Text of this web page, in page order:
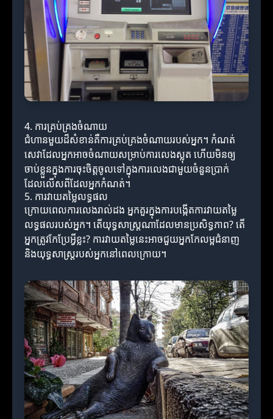
4. ការគ្រប់គ្រងចំណាយ
ជំហានមួយដ៏សំខាន់គឺការគ្រប់គ្រងចំណាយរបស់អ្នក។ កំណត់
សេវាដែលអ្នកអាចចំណាយសម្រាប់ការលេងស្លុត ហើយមិនឲ្យ
ចាប់ខ្លួនក្នុងការចុះចិត្តចូលទៅក្នុងការលេងជាមួយចំនួនប្រាក់
ដែលលើសពីដែលអ្នកកំណត់។
5. ការវាយតម្លៃលទ្ធផល
ក្រោយពេលការលេងរាល់ដង អ្នកគួរក្នុងការបង្កើតការវាយតម្លៃ
លទ្ធផល​របស់អ្នក។ តើយុទ្ធសាស្ត្រណាដែលមានប្រសិទ្ធភាព? តើ
អ្នកត្រូវកែប្រែអ្វីខ្លះ? ការវាយតម្លៃនេះអាចជួយអ្នកកែលម្អជំនាញ
និងយុទ្ធសាស្ត្រ​របស់អ្នកនៅពេលក្រោយ។